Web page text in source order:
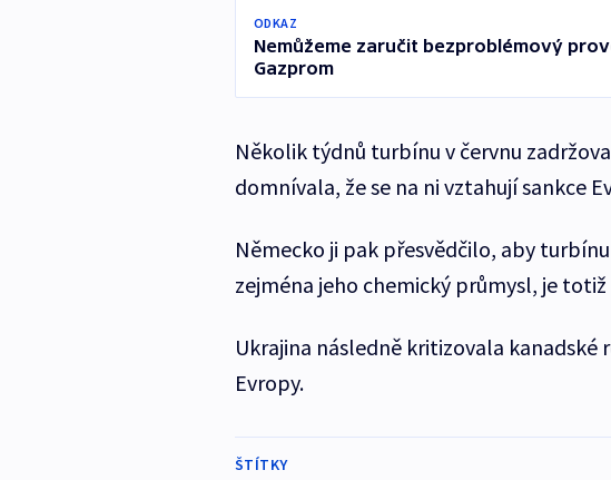
ODKAZ
Nemůžeme zaručit bezproblémový
Gazprom
Několik týdnů turbínu v červnu
domnívala, že se na ni vztahují sankce
Německo ji pak přesvědčilo, aby
zejména jeho chemický průmysl, je
Ukrajina následně kritizovala
Evropy.
ŠTÍTKY